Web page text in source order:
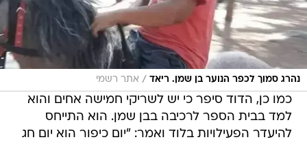
נהרג סמוך לכפר הנוער בן שמן. ריאד / אתר רשמי
כמו כן, הדוד סיפר כי יש לשריקי חמישה אחים והוא
למד בבית הספר לרכיבה בבן שמן. הוא התייחס
להיעדר הפעילויות בלוד ואמר: "יום כיפור הוא יום חג